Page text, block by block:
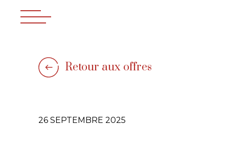
Retour aux offres
26 SEPTEMBRE 2025